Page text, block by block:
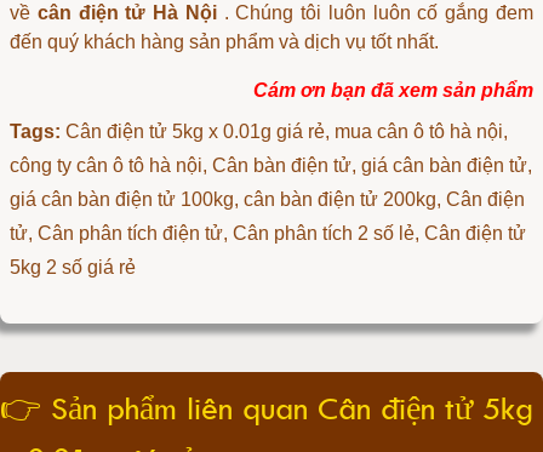
về cân điện tử Hà Nội. Chúng tôi luôn luôn cố gắng đem
đến quý khách hàng sản phẩm và dịch vụ tốt nhất.
Cám ơn bạn đã xem sản phẩm
Tags: Cân điện tử 5kg x 0.01g giá rẻ, mua cân ô tô hà nội,
công ty cân ô tô hà nội, Cân bàn điện tử, giá cân bàn điện tử,
giá cân bàn điện tử 100kg, cân bàn điện tử 200kg, Cân điện
tử, Cân phân tích điện tử, Cân phân tích 2 số lẻ, Cân điện tử
5kg 2 số giá rẻ
👉 Sản phẩm liên quan Cân điện tử 5kg